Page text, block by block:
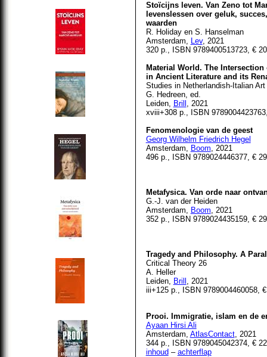
Stoïcijns leven. Van Zeno tot
levenslessen over geluk,
waarden
R. Holiday en S. Hanselman
Amsterdam, Lev, 2021
320 p., ISBN 9789400513723, €
Material World. The
in Ancient Literature and its
Studies in Netherlandish-Italian
G. Hedreen, ed.
Leiden, Brill , 2021
xviii+308 p., ISBN
Fenomenologie van de geest
Georg Wilhelm Friedrich Hegel
Amsterdam, Boom, 2021
496 p., ISBN 9789024446377, €
Metafysica. Van orde naar
G.-J. van der Heiden
Amsterdam, Boom, 2021
352 p., ISBN 9789024435159, €
Tragedy and Philosophy. A
Critical Theory 26
A. Heller
Leiden, Brill , 2021
iii+125 p., ISBN 9789004460058,
Prooi. Immigratie, islam en de
Ayaan Hirsi Ali
Amsterdam, AtlasContact, 2021
344 p., ISBN 9789045042374, €
inhoud – achterflap